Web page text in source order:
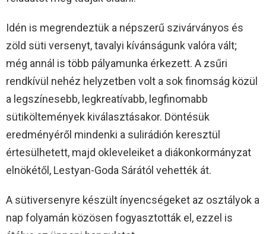
Idén is megrendeztük a népszerű szivárványos és
zöld süti versenyt, tavalyi kívánságunk valóra vált;
még annál is több pályamunka érkezett. A zsűri
rendkívül nehéz helyzetben volt a sok finomság közül
a legszínesebb, legkreatívabb, legfinomabb
sütiköltemények kiválasztásakor. Döntésük
eredményéről mindenki a sulirádión keresztül
értesülhetett, majd okleveleiket a diákonkormányzat
elnökétől, Lestyan-Goda Sárától vehették át.
A sütiversenyre készült ínyencségeket az osztályok a
nap folyamán közösen fogyasztották el, ezzel is